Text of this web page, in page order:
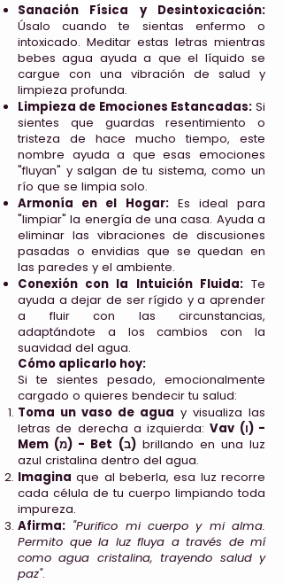
Sanación Física y Desintoxicación:
Úsalo cuando te sientas enfermo o
intoxicado. Meditar estas letras mientras
bebes agua ayuda a que el líquido se
cargue con una vibración de salud y
limpieza profunda.
Limpieza de Emociones Estancadas:Si
sientes que guardas resentimiento o
tristeza de hace mucho tiempo, este
nombre ayuda a que esas emociones
"fluyan" y salgan de tu sistema, como un
río que se limpia solo.
Armonía en el Hogar:Es ideal para
"limpiar" la energía de una casa. Ayuda a
eliminar las vibraciones de discusiones
pasadas o envidias que se quedan en
las paredes y el ambiente.
Conexión con la Intuición Fluida:Te
ayuda a dejar de ser rígido y a aprender
a fluir con las circunstancias,
adaptándote a los cambios con la
suavidad del agua.
Cómo aplicarlo hoy:
Si te sientes pesado, emocionalmente
cargado o quieres bendecir tu salud:
Toma un vaso de agua y visualiza las
letras de derecha a izquierda:Vav (ו) -
Mem (מ) - Bet (ב)brillando en una luz
azul cristalina dentro del agua.
Imagina que al beberla, esa luz recorre
cada célula de tu cuerpo limpiando toda
impureza.
Afirma: "Purifico mi cuerpo y mi alma.
Permito que la luz fluya a través de mí
como agua cristalina, trayendo salud y
paz".